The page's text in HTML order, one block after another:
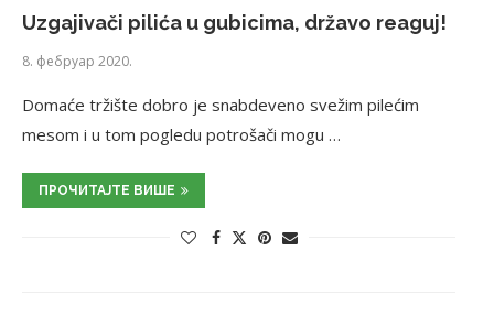
Uzgajivači pilića u gubicima, državo reaguj!
8. фебруар 2020.
Domaće tržište dobro je snabdeveno svežim pilećim
mesom i u tom pogledu potrošači mogu …
ПРОЧИТАЈТЕ ВИШЕ